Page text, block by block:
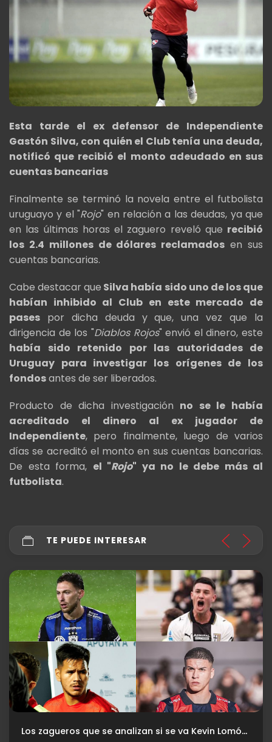
Esta tarde el ex defensor de Independiente
Gastón Silva, con quién el Club tenía una deuda,
notificó que recibió el monto adeudado en sus
cuentas bancarias
Finalmente se terminó la novela entre el futbolista
uruguayo y el "Rojo" en relación a las deudas, ya que
en las últimas horas el zaguero reveló que recibió
los 2.4 millones de dólares reclamados en sus
cuentas bancarias.
Cabe destacar que Silva había sido uno de los que
habían inhibido al Club en este mercado de
pases por dicha deuda y que, una vez que la
dirigencia de los "Diablos Rojos" envió el dinero, este
había sido retenido por las autoridades de
Uruguay para investigar los orígenes de los
fondosantes de ser liberados.
Producto de dicha investigación no se le había
acreditado el dinero al ex jugador de
Independiente, pero finalmente, luego de varios
días se acreditó el monto en sus cuentas bancarias.
De esta forma, el "Rojo" ya no le debe más al
futbolista.
TE PUEDE INTERESAR
Los zagueros que se analizan si se va Kevin Lomónaco